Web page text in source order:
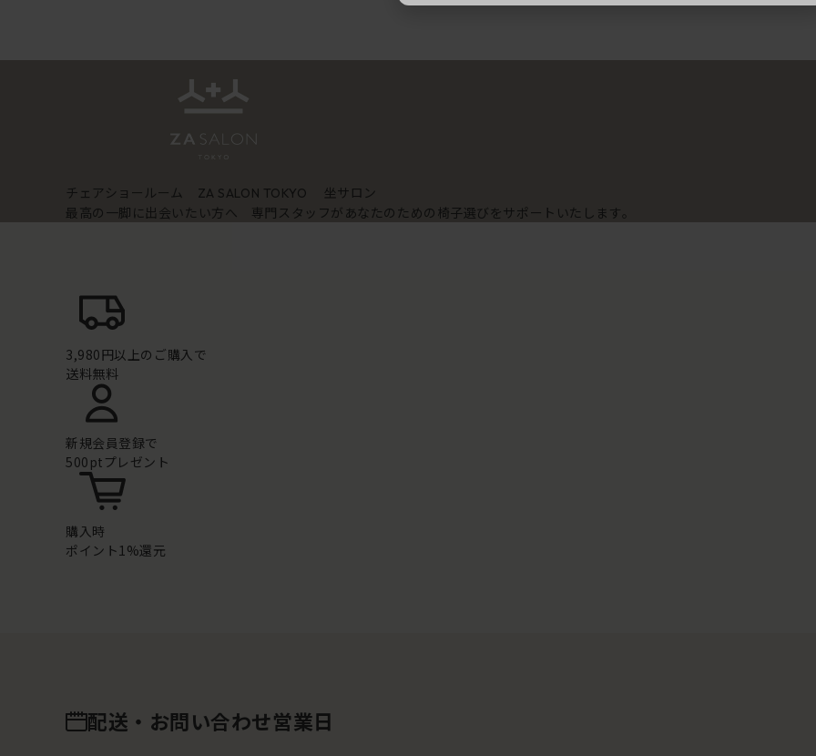
チェアショールーム ZA SALON TOKYO
坐サロン
最高の一脚に出会いたい方へ 専門スタッフがあなたのための椅子選びをサポートいたします。
3,980円以上のご購入で
送料無料
新規会員登録で
500ptプレゼント
購入時
ポイント1%還元
配送・お問い合わせ営業日